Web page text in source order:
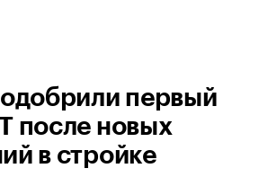
одобрили первый
после новых
в стройке